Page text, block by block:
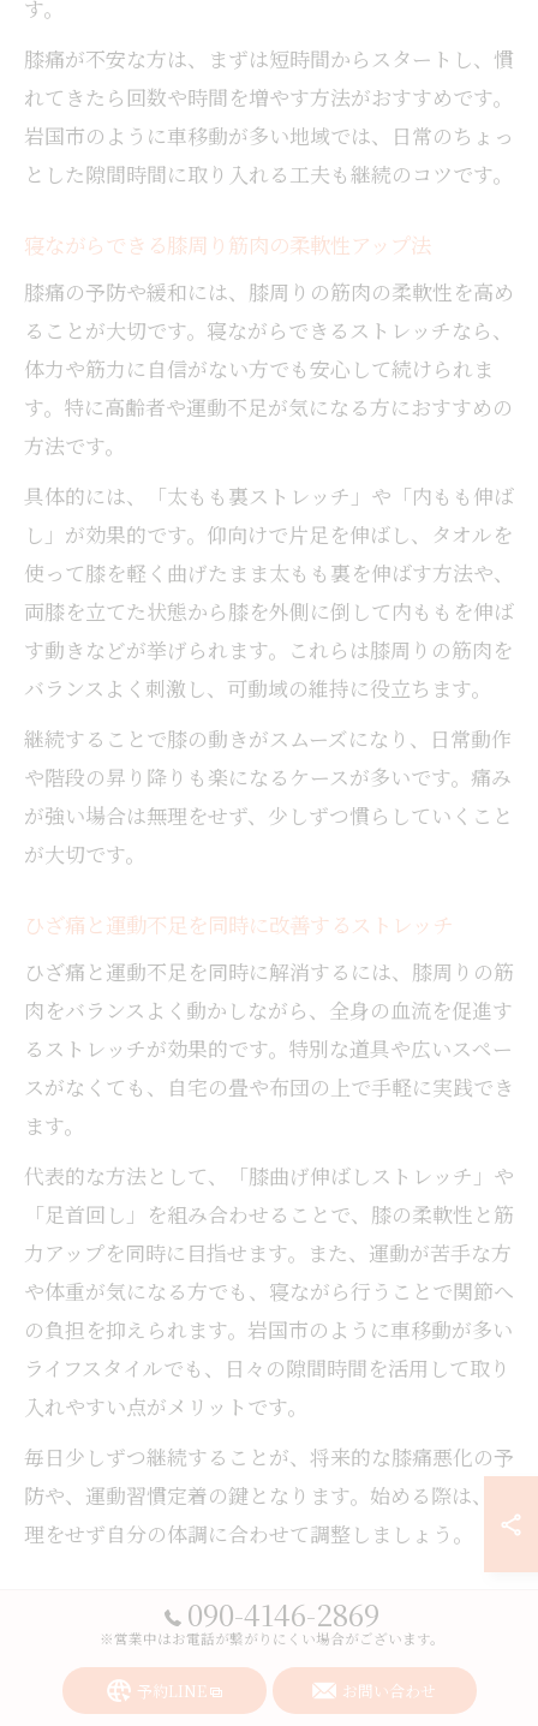
す。
膝痛が不安な方は、まずは短時間からスタートし、慣
れてきたら回数や時間を増やす方法がおすすめです。
岩国市のように車移動が多い地域では、日常のちょっ
とした隙間時間に取り入れる工夫も継続のコツです。
寝ながらできる膝周り筋肉の柔軟性アップ法
膝痛の予防や緩和には、膝周りの筋肉の柔軟性を高め
ることが大切です。寝ながらできるストレッチなら、
体力や筋力に自信がない方でも安心して続けられま
す。特に高齢者や運動不足が気になる方におすすめの
方法です。
具体的には、「太もも裏ストレッチ」や「内もも伸ば
し」が効果的です。仰向けで片足を伸ばし、タオルを
使って膝を軽く曲げたまま太もも裏を伸ばす方法や、
両膝を立てた状態から膝を外側に倒して内ももを伸ば
す動きなどが挙げられます。これらは膝周りの筋肉を
バランスよく刺激し、可動域の維持に役立ちます。
継続することで膝の動きがスムーズになり、日常動作
や階段の昇り降りも楽になるケースが多いです。痛み
が強い場合は無理をせず、少しずつ慣らしていくこと
が大切です。
ひざ痛と運動不足を同時に改善するストレッチ
ひざ痛と運動不足を同時に解消するには、膝周りの筋
肉をバランスよく動かしながら、全身の血流を促進す
るストレッチが効果的です。特別な道具や広いスペー
スがなくても、自宅の畳や布団の上で手軽に実践でき
ます。
代表的な方法として、「膝曲げ伸ばしストレッチ」や
「足首回し」を組み合わせることで、膝の柔軟性と筋
力アップを同時に目指せます。また、運動が苦手な方
や体重が気になる方でも、寝ながら行うことで関節へ
の負担を抑えられます。岩国市のように車移動が多い
ライフスタイルでも、日々の隙間時間を活用して取り
入れやすい点がメリットです。
毎日少しずつ継続することが、将来的な膝痛悪化の予
防や、運動習慣定着の鍵となります。始める際は、無
理をせず自分の体調に合わせて調整しましょう。
太ももを意識した膝痛緩和エクサ
サイズ
090-4146-2869
※営業中はお電話が繋がりにくい場合がございます。
予約LINE お問い合わせ